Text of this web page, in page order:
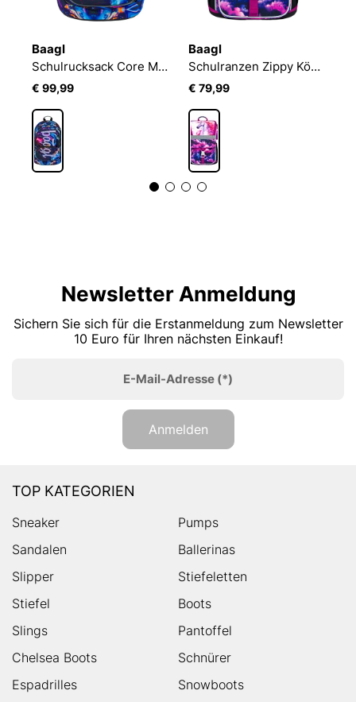
Baagl
Schulrucksack Core Marble
€ 99,99
Baagl
Schulranzen Zippy Königliches Einhorn
€ 79,99
Newsletter Anmeldung
Sichern Sie sich für die Erstanmeldung zum Newsletter
10 Euro für Ihren nächsten Einkauf!
E-Mail-Adresse (*)
Anmelden
TOP KATEGORIEN
Sneaker
Pumps
Sandalen
Ballerinas
Slipper
Stiefeletten
Stiefel
Boots
Slings
Pantoffel
Chelsea Boots
Schnürer
Espadrilles
Snowboots